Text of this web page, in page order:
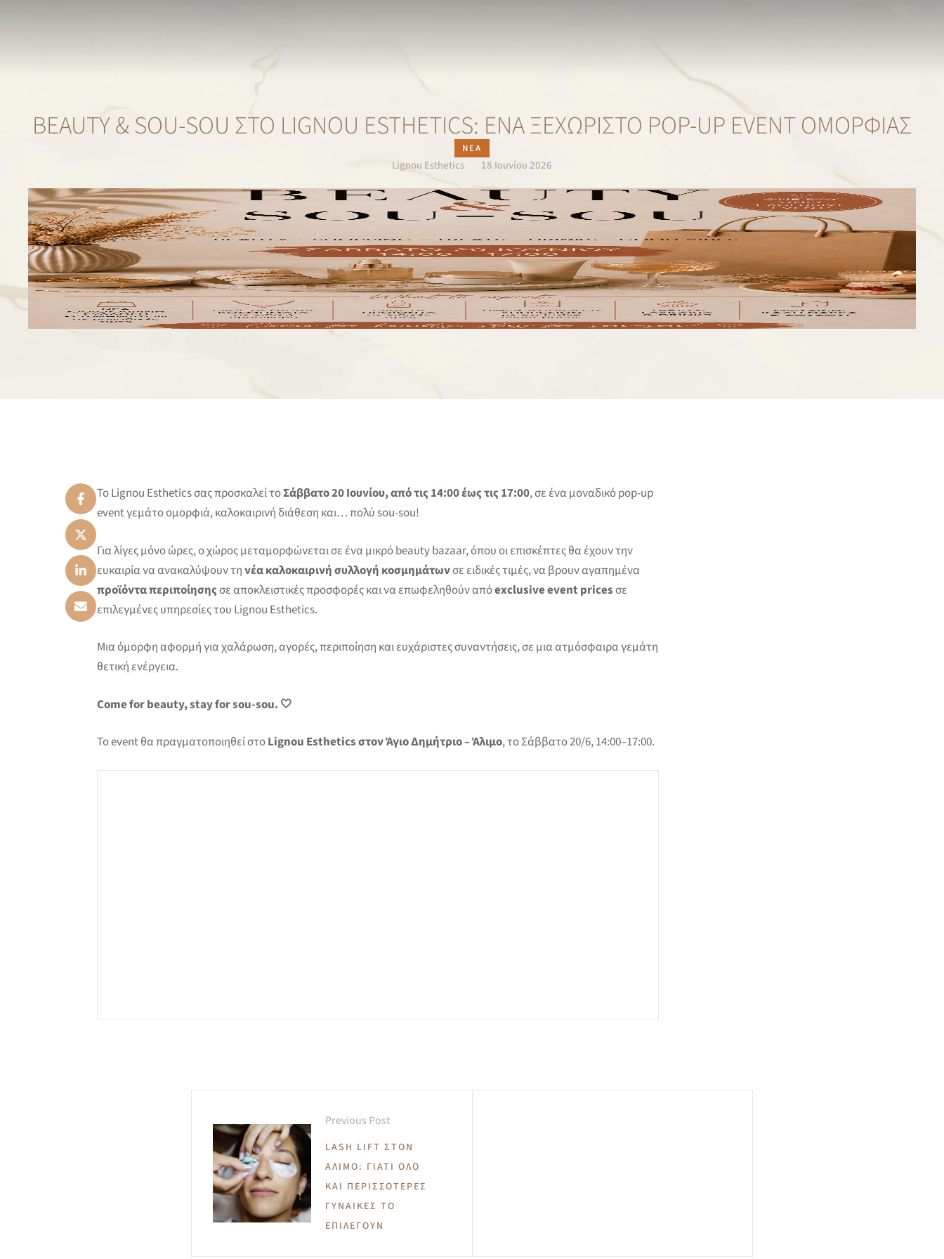
BEAUTY & SOU-SOU ΣΤΟ LIGNOU ESTHETICS: ΈΝΑ ΞΕΧΩΡΙΣΤΌ POP-UP EVENT ΟΜΟΡΦΙΆΣ
ΝΈΑ
Lignou Esthetics 18 Ιουνίου 2026
Το Lignou Esthetics σας προσκαλεί τοΣάββατο 20 Ιουνίου, από τις 14:00 έως τις 17:00, σε ένα μοναδικό pop-up
event γεμάτο ομορφιά, καλοκαιρινή διάθεση και… πολύ sou-sou!
Για λίγες μόνο ώρες, ο χώρος μεταμορφώνεται σε ένα μικρό beauty bazaar, όπου οι επισκέπτες θα έχουν την
ευκαιρία να ανακαλύψουν τηνέα καλοκαιρινή συλλογή κοσμημάτωνσε ειδικές τιμές, να βρουν αγαπημένα
προϊόντα περιποίησηςσε αποκλειστικές προσφορές και να επωφεληθούν απόexclusive event pricesσε
επιλεγμένες υπηρεσίες του Lignou Esthetics.
Μια όμορφη αφορμή για χαλάρωση, αγορές, περιποίηση και ευχάριστες συναντήσεις, σε μια ατμόσφαιρα γεμάτη
θετική ενέργεια.
Come for beauty, stay for sou-sou. 🤍
Το event θα πραγματοποιηθεί στοLignou Esthetics στον Άγιο Δημήτριο – Άλιμο, το Σάββατο 20/6, 14:00–17:00.
Previous Post
LASH LIFT ΣΤΟΝ
ΆΛΙΜΟ: ΓΙΑΤΊ ΌΛΟ
ΚΑΙ ΠΕΡΙΣΣΌΤΕΡΕΣ
ΓΥΝΑΊΚΕΣ ΤΟ
ΕΠΙΛΈΓΟΥΝ